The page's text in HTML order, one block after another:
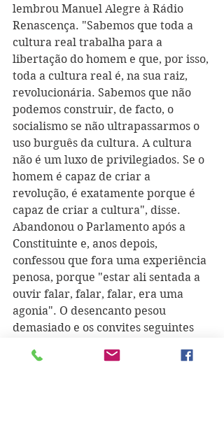
lembrou Manuel Alegre à Rádio
Renascença. "Sabemos que toda a
cultura real trabalha para a
libertação do homem e que, por isso,
toda a cultura real é, na sua raiz,
revolucionária. Sabemos que não
podemos construir, de facto, o
socialismo se não ultrapassarmos o
uso burguês da cultura. A cultura
não é um luxo de privilegiados. Se o
homem é capaz de criar a
revolução, é exatamente porque é
capaz de criar a cultura", disse.
Abandonou o Parlamento após a
Constituinte e, anos depois,
confessou que fora uma experiência
penosa, porque "estar ali sentada a
ouvir falar, falar, falar, era uma
agonia". O desencanto pesou
demasiado e os convites seguintes
recusados - seria apenas chanceler